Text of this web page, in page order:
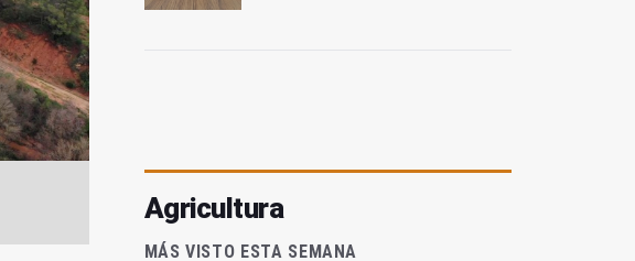
Agricultura
MÁS VISTO ESTA SEMANA